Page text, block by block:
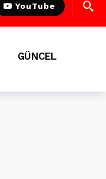
YouTube
GÜNCEL